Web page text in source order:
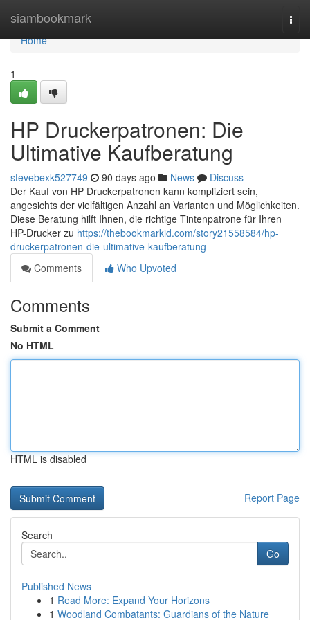
siambookmark
Home
Home
1
HP Druckerpatronen: Die
Ultimative Kaufberatung
stevebexk527749 90 days ago News
Discuss
Der Kauf von HP Druckerpatronen kann kompliziert sein,
angesichts der vielfältigen Anzahl an Varianten und Möglichkeiten.
Diese Beratung hilft Ihnen, die richtige Tintenpatrone für Ihren
HP-Drucker zu https://thebookmarkid.com/story21558584/hp-
druckerpatronen-die-ultimative-kaufberatung
Comments
Who Upvoted
Comments
Submit a Comment
No HTML
HTML is disabled
Report Page
Search
Go
Published News
1 Read More: Expand Your Horizons
1 Woodland Combatants: Guardians of the Nature